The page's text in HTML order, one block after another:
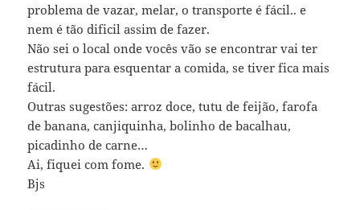
problema de vazar, melar, o transporte é fácil.. e
nem é tão dificil assim de fazer.
Não sei o local onde vocês vão se encontrar vai ter
estrutura para esquentar a comida, se tiver fica mais
fácil.
Outras sugestões: arroz doce, tutu de feijão, farofa
de banana, canjiquinha, bolinho de bacalhau,
picadinho de carne…
Ai, fiquei com fome.
Bjs